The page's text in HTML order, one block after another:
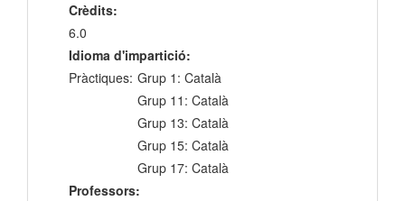
Crèdits:
6.0
Idioma d'impartició:
Pràctiques: Grup 1: Català
Grup 11: Català
Grup 13: Català
Grup 15: Català
Grup 17: Català
Professors: